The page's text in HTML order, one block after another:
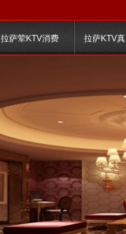
拉萨荤KTV消费 拉萨KTV